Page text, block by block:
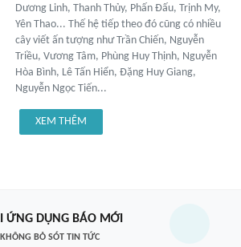
Dương Linh, Thanh Thủy, Phấn Đấu, Trịnh My,
Yên Thao... Thế hệ tiếp theo đó cũng có nhiều
cây viết ấn tượng như Trần Chiến, Nguyễn
Triều, Vương Tâm, Phùng Huy Thịnh, Nguyễn
Hòa Bình, Lê Tấn Hiển, Đặng Huy Giang,
Nguyễn Ngọc Tiến...
XEM THÊM
ỨNG DỤNG BÁO MỚI
BỎ SÓT TIN TỨC